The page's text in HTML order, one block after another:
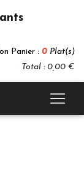
Panier : 0 Plat(s)
Total : 0,00 €